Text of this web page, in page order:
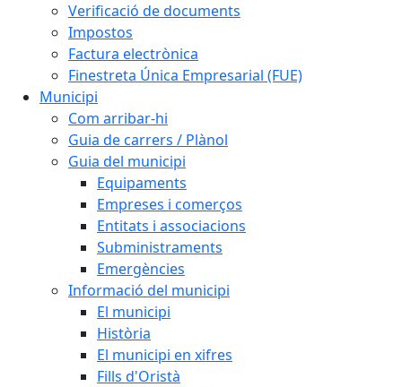
Verificació de documents
Impostos
Factura electrònica
Finestreta Única Empresarial (FUE)
Municipi
Com arribar-hi
Guia de carrers / Plànol
Guia del municipi
Equipaments
Empreses i comerços
Entitats i associacions
Subministraments
Emergències
Informació del municipi
El municipi
Història
El municipi en xifres
Fills d'Oristà